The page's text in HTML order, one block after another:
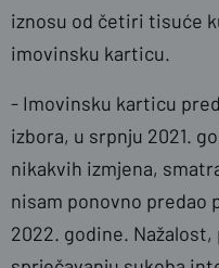
iznosu od četiri tisuće
imovinsku karticu.
- Imovinsku karticu
izbora, u srpnju 2021.
nikakvih izmjena,
nisam ponovno predao
2022. godine.